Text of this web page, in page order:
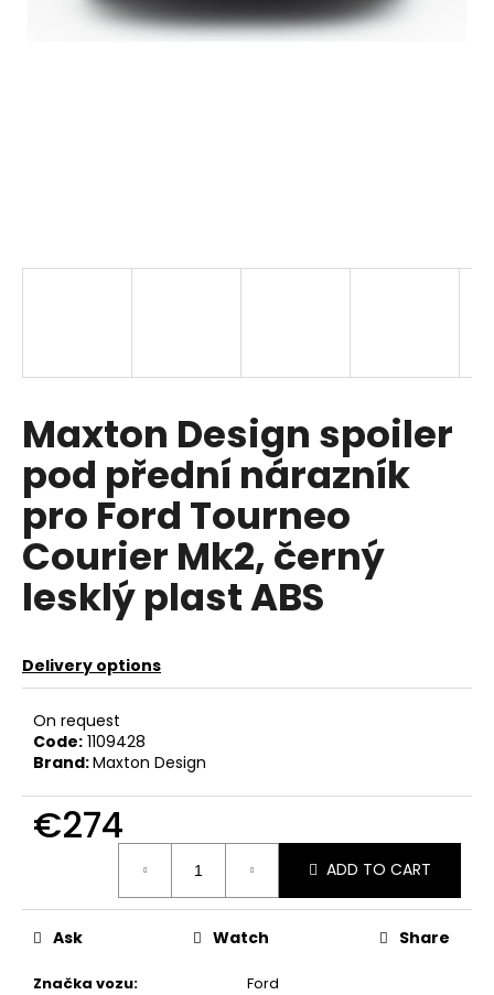
Maxton Design spoiler
pod přední nárazník
pro Ford Tourneo
Courier Mk2, černý
lesklý plast ABS
Delivery options
On request
Code: 1109428
Brand:Maxton Design
€274
ADD TO CART
Značka vozu:
Ford
Ask Watch Share
e
r
e
c
o
m
m
e
REVO
LOGO
SAMOLEPKA